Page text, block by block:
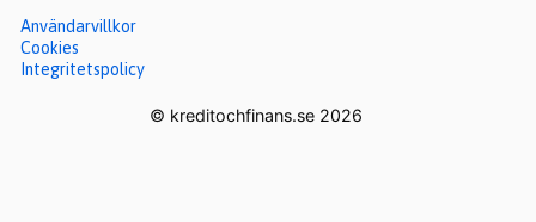
Användarvillkor
Cookies
Integritetspolicy
© kreditochfinans.se 2026